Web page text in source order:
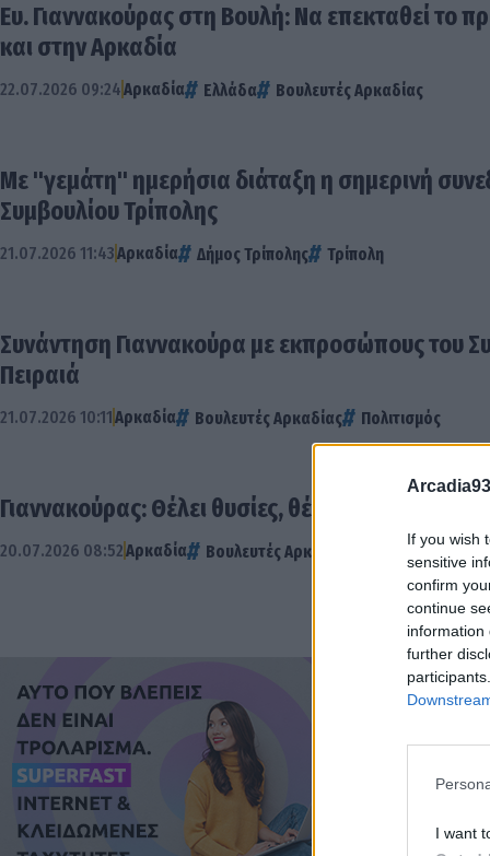
If you wish
sensitive
confirm
continue
information
further
I want
Ευ. Γιαννακούρας στη Βουλή: Να επεκταθεί το
και στην Αρκαδία
22.07.2026 09:24Αρκαδία Ελλάδα Βουλευτές Αρκαδίας
Με "γεμάτη" ημερήσια διάταξη η σημερινή
Συμβουλίου Τρίπολης
21.07.2026 11:43Αρκαδία Δήμος Τρίπολης Τρίπολη
Συνάντηση Γιαννακούρα με εκπροσώπους του
Πειραιά
21.07.2026 10:11Αρκαδία Βουλευτές Αρκαδίας Πολιτισμός
Γιαννακούρας: Θέλει θυσίες, θέλει αίμα η
20.07.2026 08:52Αρκαδία Βουλευτές Αρκαδίας Εκδηλώσεις